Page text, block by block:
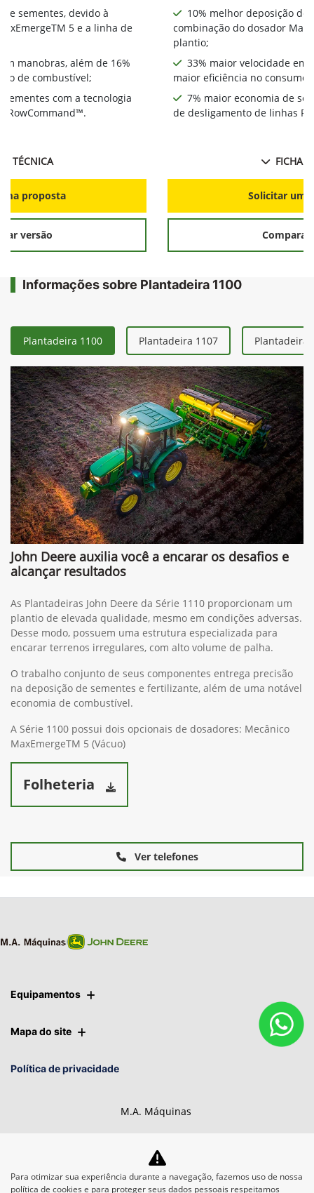
sementes, devido à
5 e a linha de
manobras, além de 16%
de combustível;
com a tecnologia
RowCommand™.
TÉCNICA
proposta
versão
10% melhor deposição de
combinação do dosador
plantio;
33% maior velocidade em
maior eficiência no consumo
7% maior economia de
de desligamento de linhas
FICHA
Solicitar
Comparar
Informações sobre Plantadeira 1100
Plantadeira 1100 Plantadeira 1107 Plantadeira
John Deere auxilia você a encarar os desafios e
alcançar resultados
As Plantadeiras John Deere da Série 1110 proporcionam um
plantio de elevada qualidade, mesmo em condições adversas.
Desse modo, possuem uma estrutura especializada para
encarar terrenos irregulares, com alto volume de palha.
O trabalho conjunto de seus componentes entrega precisão
na deposição de sementes e fertilizante, além de uma notável
economia de combustível.
A Série 1100 possui dois opcionais de dosadores: Mecânico
MaxEmergeTM 5 (Vácuo)
Folheteria
Ver telefones
Equipamentos
Mapa do site
Política de privacidade
M.A. Máquinas
Para otimizar sua experiência durante a navegação, fazemos uso de nossa
política de cookies e para proteger seus dados pessoais respeitamos